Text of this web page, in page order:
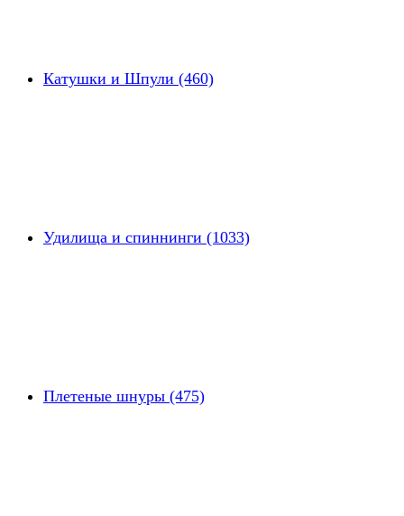
Катушки и Шпули (460)
Удилища и спиннинги (1033)
Плетеные шнуры (475)